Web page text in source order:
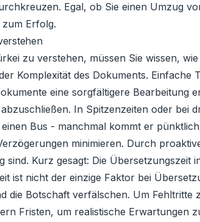
Egal, ob Sie einen Umzug
zum Erfolg.
zu verstehen, müssen Sie wissen,
Komplexität des Dokuments.
eine sorgfältigere Bearbeitung
In Spitzenzeiten oder bei
Bus - manchmal kommt er
minimieren. Durch
Kurz gesagt: Die
ist nicht der einzige Faktor bei
die Botschaft verfälschen. Um
Fristen, um realistische Erwartungen